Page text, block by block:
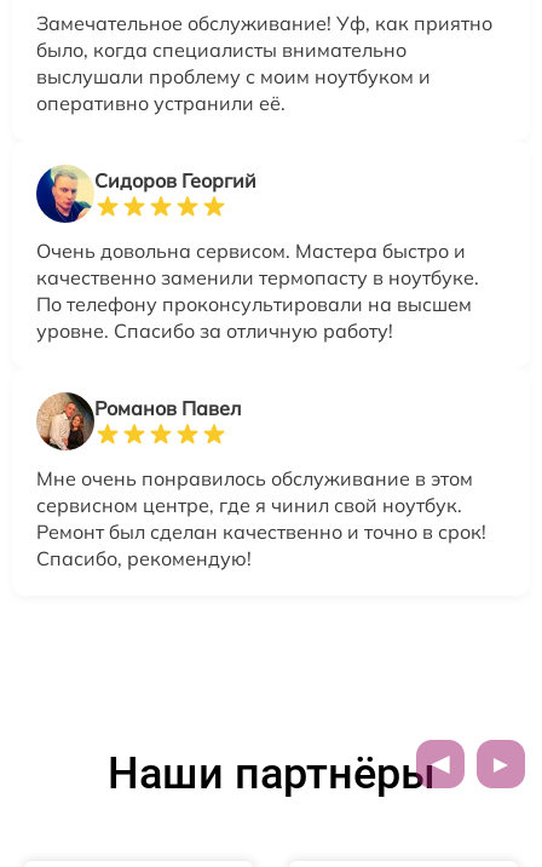
Замечательное обслуживание! Уф, как приятно
было, когда специалисты внимательно
выслушали проблему с моим ноутбуком и
оперативно устранили её.
Сидоров Георгий
Очень довольна сервисом. Мастера быстро и
качественно заменили термопасту в ноутбуке.
По телефону проконсультировали на высшем
уровне. Спасибо за отличную работу!
Романов Павел
Мне очень понравилось обслуживание в этом
сервисном центре, где я чинил свой ноутбук.
Ремонт был сделан качественно и точно в срок!
Спасибо, рекомендую!
Наши партнёры